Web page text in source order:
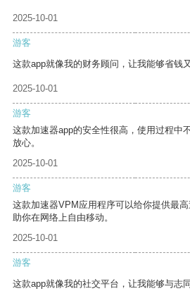
2025-10-01
游客
这款app就像我的财务顾问，让我能够省钱又
2025-10-01
游客
这款加速器app的安全性很高，使用过程中
放心。
2025-10-01
游客
这款加速器VPM应用程序可以给你提供最
助你在网络上自由移动。
2025-10-01
游客
这款app就像我的社交平台，让我能够与志